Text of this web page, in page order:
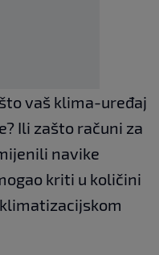
vaš klima-uređaj
Ili zašto računi za
navike
kriti u količini